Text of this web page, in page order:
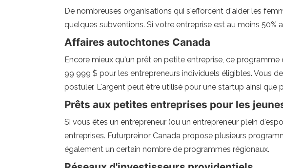
De nombreuses organisations qui s'efforcent d'aider les
quelques subventions. Si votre entreprise est au moins
Affaires autochtones Canada
Encore mieux qu'un prêt en petite entreprise, ce
99 999 $ pour les entrepreneurs individuels éligibles. Vous
postuler. L'argent peut être utilisé pour une startup ainsi
Prêts aux petites entreprises pour les
Si vous êtes un entrepreneur (ou un entrepreneur plein
entreprises. Futurpreinor Canada propose plusieurs
également un certain nombre de programmes régionaux.